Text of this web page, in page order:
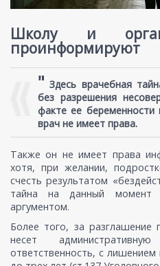
Школу и
проинформируют
" Здесь врачебная
без разрешения
факте ее
врач не имеет права.
Также он не имеет права
хотя, при желании,
счесть результатом
тайна на данный момент
аргументом.
Более того, за
несет
ответственность, с